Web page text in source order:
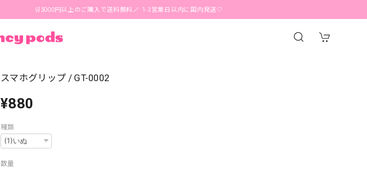
🛒5000円以上のご購入で送料無料🪄 1-3営業日以内に国内発送🤍
スマホグリップ / GT-0002
¥880
種類
数量